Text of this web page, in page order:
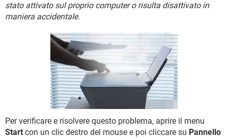
TIKTOK FACEBOOK
HARDWARE
INSTAGRAM
stato attivato sul proprio computer o risulta disattivato in
maniera accidentale.
Per verificare e risolvere questo problema, aprire il menu
Start con un clic destro del mouse e poi cliccare su Pannello